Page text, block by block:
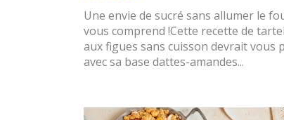
Une envie de sucré sans allumer le
vous comprend !Cette recette de
aux figues sans cuisson devrait vous
avec sa base dattes-amandes...